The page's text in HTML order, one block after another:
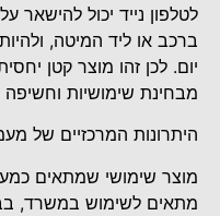
לטלפון נייד יכול להישאר
ברכב או ליד המיטה,
יום. לכן זהו מוצר קטן
מבחינת שימושיות וחשיפה
היתרונות המרכזיים של
מוצר שימושי שמתאים
מתאים לשימוש במשרד,